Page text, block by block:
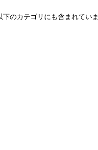
のカテゴリにも含まれていま